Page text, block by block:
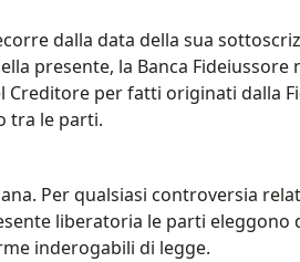
dalla data della sua
presente, la Banca Fideiussore
per fatti originati dalla
tra le parti.
Per qualsiasi controversia
liberatoria le parti eleggono
inderogabili di legge.